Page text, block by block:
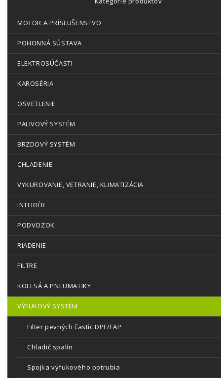
MOTOR A PRÍSLUŠENSTVO
POHONNÁ SÚSTAVA
ELEKTROSÚČASTI
KAROSÉRIA
OSVETLENIE
PALIVOVÝ SYSTÉM
BRZDOVÝ SYSTÉM
CHLADENIE
VYKUROVANIE, VETRANIE, KLIMATIZÁCIA
INTERIÉR
PODVOZOK
RIADENIE
FILTRE
KOLESÁ A PNEUMATIKY
VÝFUKOVÝ SYSTÉM
Filter pevných častíc DPF/FAP
Chladič spalín
Spojka výfukového potrubia